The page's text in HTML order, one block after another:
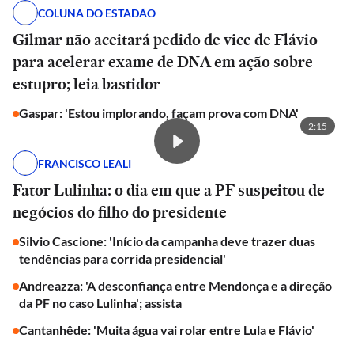
COLUNA DO ESTADÃO
Gilmar não aceitará pedido de vice de Flávio
para acelerar exame de DNA em ação sobre
estupro; leia bastidor
Gaspar: 'Estou implorando, façam prova com DNA'
2:15
FRANCISCO LEALI
Fator Lulinha: o dia em que a PF suspeitou de
negócios do filho do presidente
Silvio Cascione: 'Início da campanha deve trazer duas
tendências para corrida presidencial'
Andreazza: 'A desconfiança entre Mendonça e a direção
da PF no caso Lulinha'; assista
Cantanhêde: 'Muita água vai rolar entre Lula e Flávio'